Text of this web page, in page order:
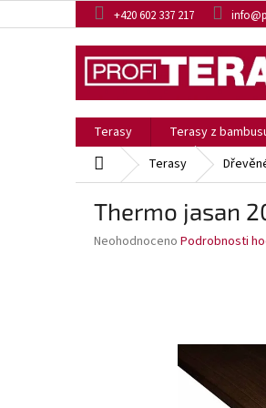
na
+420 602 337 217
Terasy Terasy z
Domů Terasy
Thermo jasan
Průměrné
Neohodnoceno Podrobnosti